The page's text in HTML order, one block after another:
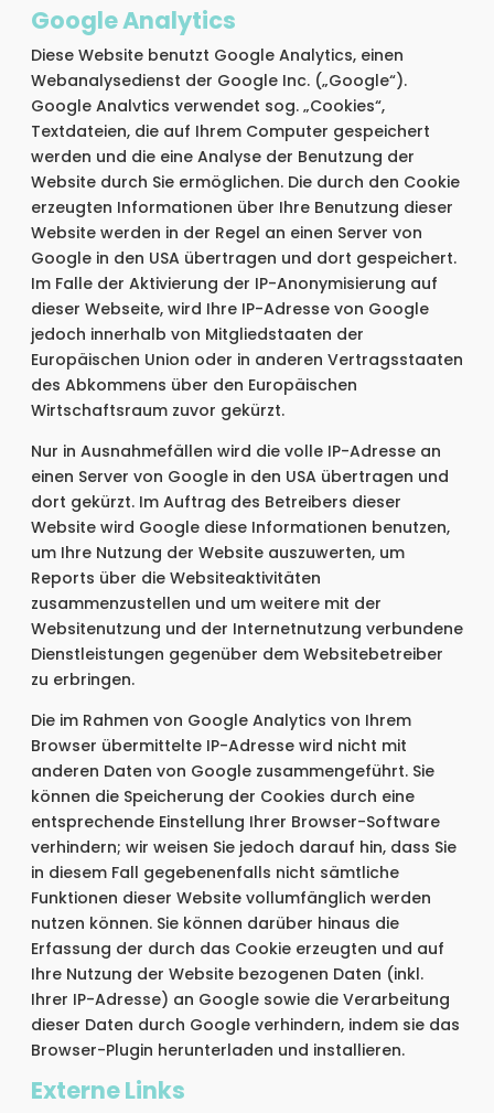
Google Analytics
Diese Website benutzt Google Analytics, einen
Webanalysedienst der Google Inc. („Google“).
Google Analvtics verwendet sog. „Cookies“,
Textdateien, die auf Ihrem Computer gespeichert
werden und die eine Analyse der Benutzung der
Website durch Sie ermöglichen. Die durch den Cookie
erzeugten Informationen über Ihre Benutzung dieser
Website werden in der Regel an einen Server von
Google in den USA übertragen und dort gespeichert.
Im Falle der Aktivierung der IP-Anonymisierung auf
dieser Webseite, wird Ihre IP-Adresse von Google
jedoch innerhalb von Mitgliedstaaten der
Europäischen Union oder in anderen Vertragsstaaten
des Abkommens über den Europäischen
Wirtschaftsraum zuvor gekürzt.
Nur in Ausnahmefällen wird die volle IP-Adresse an
einen Server von Google in den USA übertragen und
dort gekürzt. Im Auftrag des Betreibers dieser
Website wird Google diese Informationen benutzen,
um Ihre Nutzung der Website auszuwerten, um
Reports über die Websiteaktivitäten
zusammenzustellen und um weitere mit der
Websitenutzung und der Internetnutzung verbundene
Dienstleistungen gegenüber dem Websitebetreiber
zu erbringen.
Die im Rahmen von Google Analytics von Ihrem
Browser übermittelte IP-Adresse wird nicht mit
anderen Daten von Google zusammengeführt. Sie
können die Speicherung der Cookies durch eine
entsprechende Einstellung Ihrer Browser-Software
verhindern; wir weisen Sie jedoch darauf hin, dass Sie
in diesem Fall gegebenenfalls nicht sämtliche
Funktionen dieser Website vollumfänglich werden
nutzen können. Sie können darüber hinaus die
Erfassung der durch das Cookie erzeugten und auf
Ihre Nutzung der Website bezogenen Daten (inkl.
Ihrer IP-Adresse) an Google sowie die Verarbeitung
dieser Daten durch Google verhindern, indem sie das
Browser-Plugin herunterladen und installieren.
Externe Links